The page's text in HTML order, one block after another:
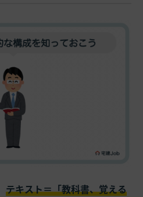
テキスト＝「教科書、覚える